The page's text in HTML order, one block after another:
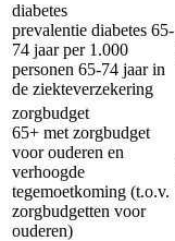
diabetes
prevalentie diabetes 65-
74 jaar per 1.000
personen 65-74 jaar in
de ziekteverzekering
zorgbudget
65+ met zorgbudget
voor ouderen en
verhoogde
tegemoetkoming (t.o.v.
zorgbudgetten voor
ouderen)